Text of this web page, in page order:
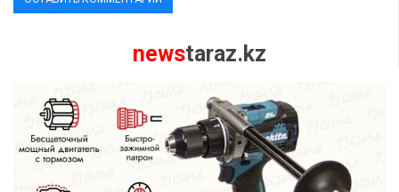
newstaraz.kz